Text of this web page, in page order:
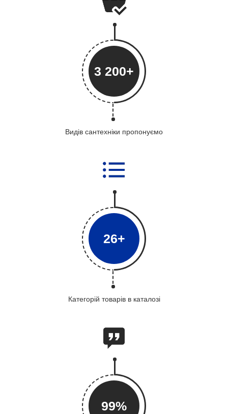
3 200+
Видів сантехніки пропонуємо
26+
Категорій товарів в каталозі
99%